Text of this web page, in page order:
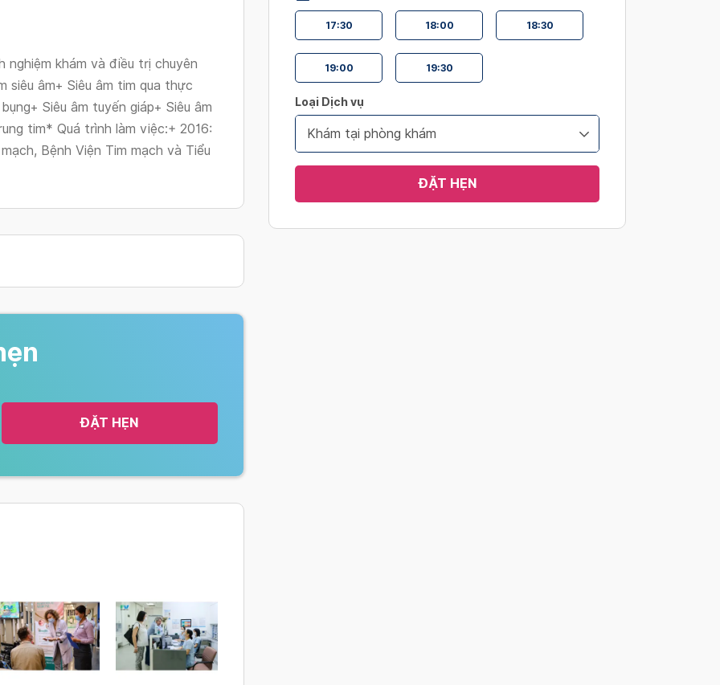
nghiệm khám và điều trị chuyên
siêu âm+ Siêu âm tim qua thực
Siêu âm tuyến giáp+ Siêu âm
tim* Quá trình làm việc:+ 2016:
Bệnh Viện Tim mạch và Tiểu
ĐẶT HẸN
changing
17:30 18:00 18:30
19:00 19:30
Loại Dịch vụ
Khám tại phòng khám
ĐẶT HẸN